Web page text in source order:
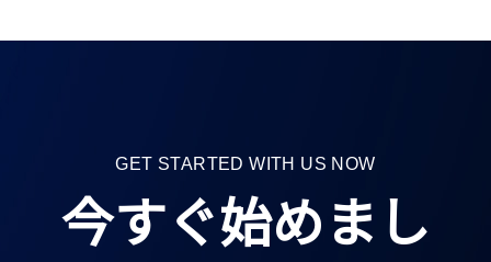
GET STARTED WITH US NOW
今すぐ始めまし